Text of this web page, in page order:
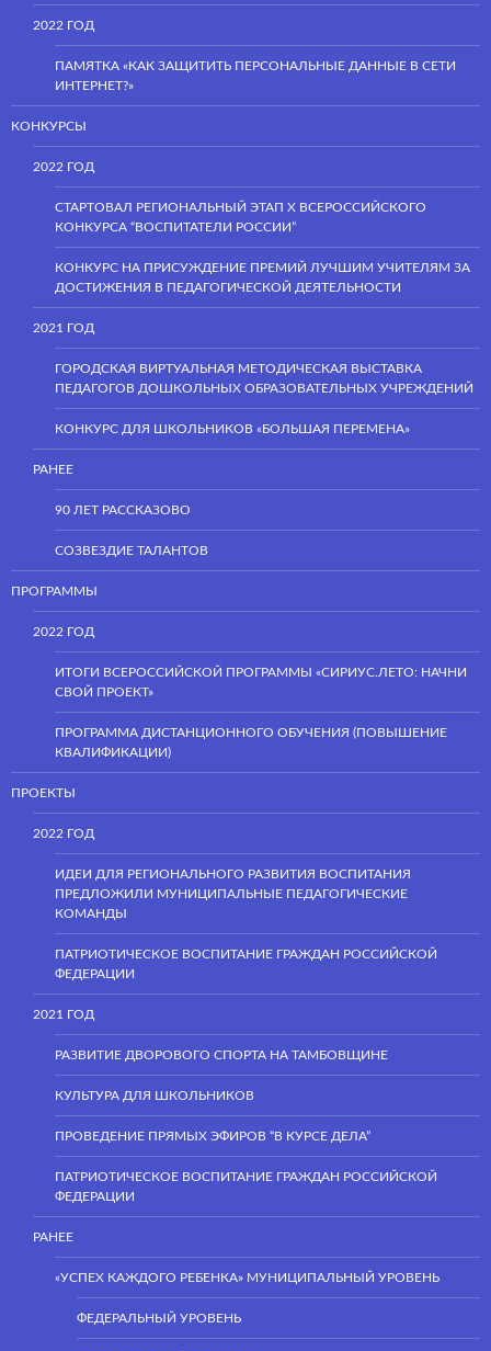
2022 ГОД
ПАМЯТКА «КАК ЗАЩИТИТЬ ПЕРСОНАЛЬНЫЕ ДАННЫЕ В СЕТИ
ИНТЕРНЕТ?»
КОНКУРСЫ
2022 ГОД
СТАРТОВАЛ РЕГИОНАЛЬНЫЙ ЭТАП Х ВСЕРОССИЙСКОГО
КОНКУРСА “ВОСПИТАТЕЛИ РОССИИ”
КОНКУРС НА ПРИСУЖДЕНИЕ ПРЕМИЙ ЛУЧШИМ УЧИТЕЛЯМ ЗА
ДОСТИЖЕНИЯ В ПЕДАГОГИЧЕСКОЙ ДЕЯТЕЛЬНОСТИ
2021 ГОД
ГОРОДСКАЯ ВИРТУАЛЬНАЯ МЕТОДИЧЕСКАЯ ВЫСТАВКА
ПЕДАГОГОВ ДОШКОЛЬНЫХ ОБРАЗОВАТЕЛЬНЫХ УЧРЕЖДЕНИЙ
КОНКУРС ДЛЯ ШКОЛЬНИКОВ «БОЛЬШАЯ ПЕРЕМЕНА»
РАНЕЕ
90 ЛЕТ РАССКАЗОВО
СОЗВЕЗДИЕ ТАЛАНТОВ
ПРОГРАММЫ
2022 ГОД
ИТОГИ ВСЕРОССИЙСКОЙ ПРОГРАММЫ «СИРИУС.ЛЕТО: НАЧНИ
СВОЙ ПРОЕКТ»
ПРОГРАММА ДИСТАНЦИОННОГО ОБУЧЕНИЯ (ПОВЫШЕНИЕ
КВАЛИФИКАЦИИ)
ПРОЕКТЫ
2022 ГОД
ИДЕИ ДЛЯ РЕГИОНАЛЬНОГО РАЗВИТИЯ ВОСПИТАНИЯ
ПРЕДЛОЖИЛИ МУНИЦИПАЛЬНЫЕ ПЕДАГОГИЧЕСКИЕ
КОМАНДЫ
ПАТРИОТИЧЕСКОЕ ВОСПИТАНИЕ ГРАЖДАН РОССИЙСКОЙ
ФЕДЕРАЦИИ
2021 ГОД
РАЗВИТИЕ ДВОРОВОГО СПОРТА НА ТАМБОВЩИНЕ
КУЛЬТУРА ДЛЯ ШКОЛЬНИКОВ
ПРОВЕДЕНИЕ ПРЯМЫХ ЭФИРОВ “В КУРСЕ ДЕЛА”
ПАТРИОТИЧЕСКОЕ ВОСПИТАНИЕ ГРАЖДАН РОССИЙСКОЙ
ФЕДЕРАЦИИ
РАНЕЕ
«УСПЕХ КАЖДОГО РЕБЕНКА» МУНИЦИПАЛЬНЫЙ УРОВЕНЬ
ФЕДЕРАЛЬНЫЙ УРОВЕНЬ